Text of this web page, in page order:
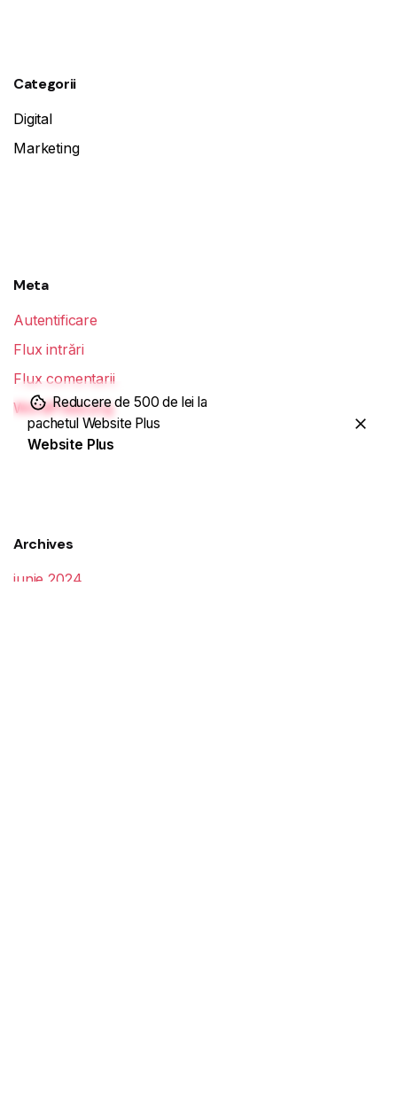
Categorii
Digital
Marketing
Meta
Autentificare
Flux intrări
Flux comentarii
WordPress.org
Archives
iunie 2024
Reducere de 500 de lei la
pachetul Website Plus
Website Plus